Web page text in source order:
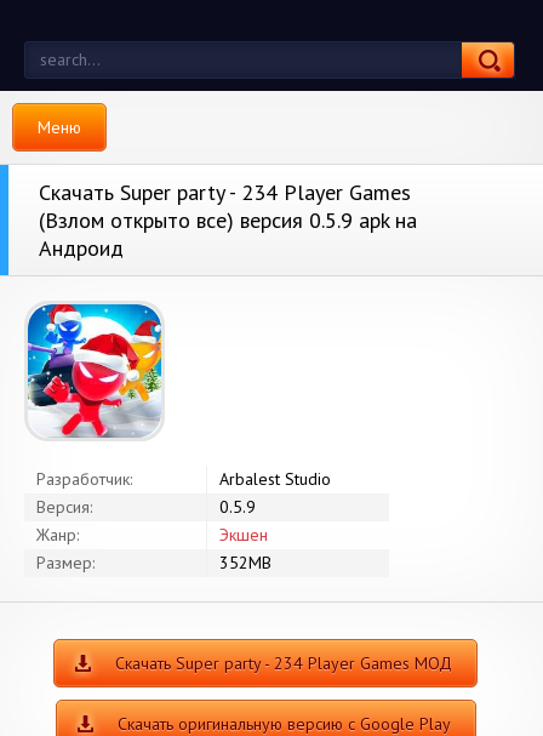
Меню
Скачать Super party - 234 Player Games
(Взлом открыто все) версия 0.5.9 apk на
Андроид
Разработчик:
Arbalest Studio
Версия:
0.5.9
Жанр:
Экшен
Размер:
352MB
Скачать Super party - 234 Player Games МОД
Скачать оригинальную версию с Google Play